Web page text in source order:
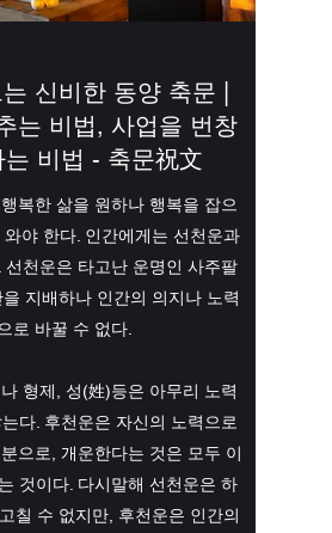
신비한 동양 축문 |
는 비법, 사업을 번창
비법 - 축문祝文
복한 삶을 원하나 행복을 잡으
야 한다. 인간에게는 선천운과
선천운은 타고난 운명인 사주팔
지배하나 인간의 의지나 노력
으로 바꿀 수 없다.
형제, 성(姓)등은 아무리 노력
다. 후천운은 자신의 노력으로
으로, 개운한다는 것은 모두 이
것이다. 다시말해 선천운은 하
칠 수 없지만, 후천운은 인간의